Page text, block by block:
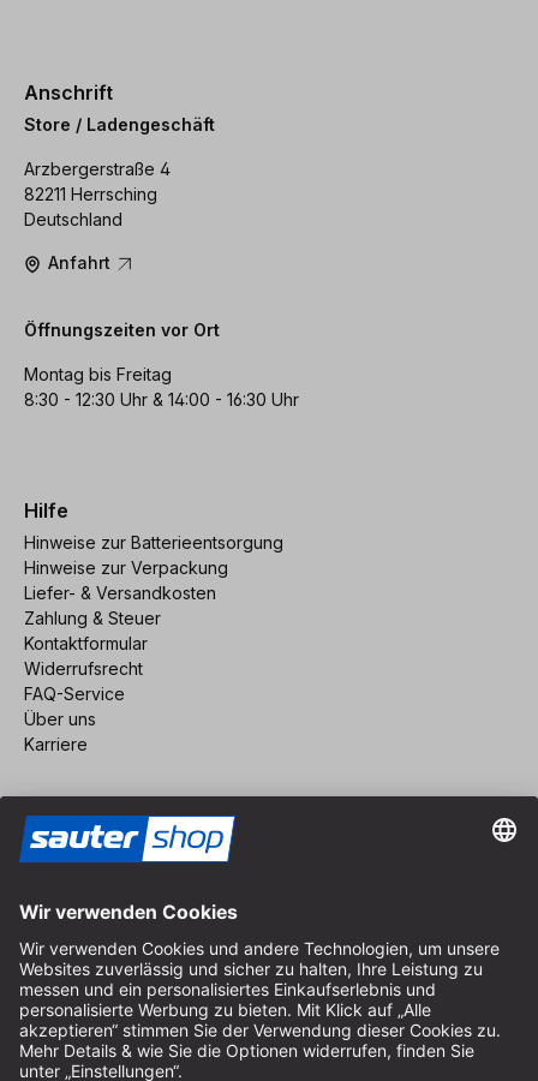
Anschrift
Store / Ladengeschäft
Arzbergerstraße 4
82211 Herrsching
Deutschland
Anfahrt
Öffnungszeiten vor Ort
Montag bis Freitag
8:30 - 12:30 Uhr & 14:00 - 16:30 Uhr
Hilfe
Hinweise zur Batterieentsorgung
Hinweise zur Verpackung
Liefer- & Versandkosten
Zahlung & Steuer
Kontaktformular
Widerrufsrecht
FAQ-Service
Über uns
Karriere
Impressum
AGB
Datenschutz
Cookie-Einstellungen